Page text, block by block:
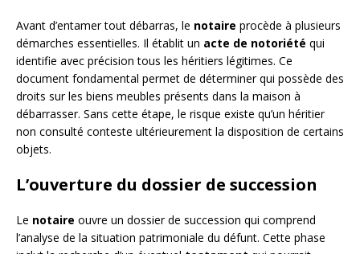
Avant d’entamer tout débarras, le notaire procède à plusieurs
démarches essentielles. Il établit un acte de notoriété qui
identifie avec précision tous les héritiers légitimes. Ce
document fondamental permet de déterminer qui possède des
droits sur les biens meubles présents dans la maison à
débarrasser. Sans cette étape, le risque existe qu’un héritier
non consulté conteste ultérieurement la disposition de certains
objets.
L’ouverture du dossier de succession
Le notaire ouvre un dossier de succession qui comprend
l’analyse de la situation patrimoniale du défunt. Cette phase